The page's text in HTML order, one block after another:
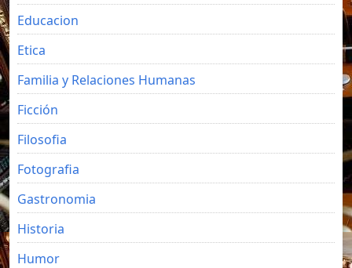
Educacion
Etica
Familia y Relaciones Humanas
Ficción
Filosofia
Fotografia
Gastronomia
Historia
Humor